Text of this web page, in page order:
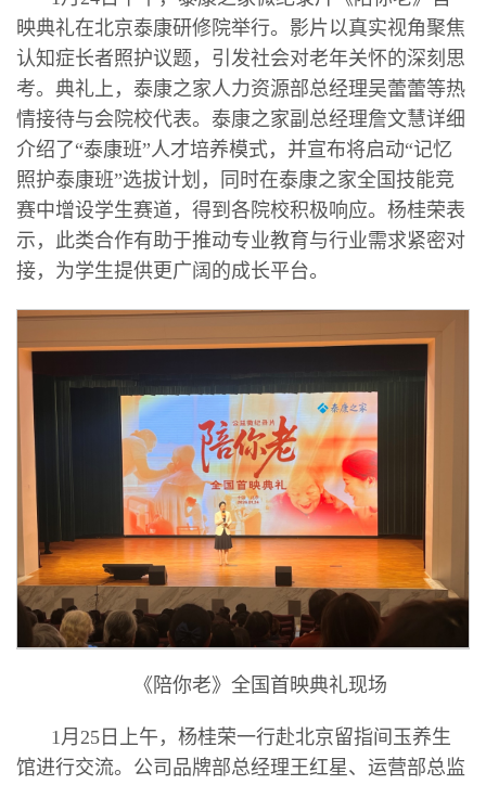
映典礼在北京泰康研修院举行。影片以真实视角聚焦
认知症长者照护议题，引发社会对老年关怀的深刻思
考。典礼上，泰康之家人力资源部总经理吴蕾蕾等热
情接待与会院校代表。泰康之家副总经理詹文慧详细
介绍了“泰康班”人才培养模式，并宣布将启动“记忆
照护泰康班”选拔计划，同时在泰康之家全国技能竞
赛中增设学生赛道，得到各院校积极响应。杨桂荣表
示，此类合作有助于推动专业教育与行业需求紧密对
接，为学生提供更广阔的成长平台。
《陪你老》全国首映典礼现场
1月25日上午，杨桂荣一行赴北京留指间玉养生
馆进行交流。公司品牌部总经理王红星、运营部总监